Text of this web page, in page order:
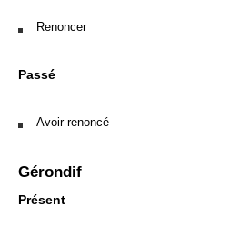
Renoncer
Passé
Avoir renoncé
Gérondif
Présent